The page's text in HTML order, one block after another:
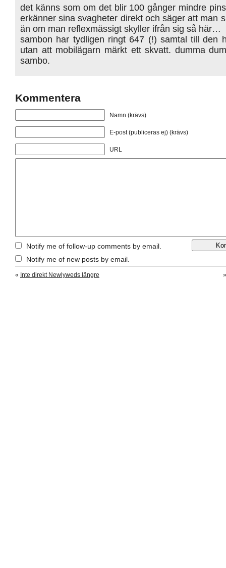
det känns som om det blir 100 gånger mindre
erkänner sina svagheter direkt och säger att man
än om man reflexmässigt skyller ifrån sig så här…
sambon har tydligen ringt 647 (!) samtal till den
utan att mobilägarn märkt ett skvatt. dumma
sambo.
Kommentera
Namn (krävs)
E-post (publiceras ej) (krävs)
URL
Notify me of follow-up comments by email.
Notify me of new posts by email.
« Inte direkt Newlyweds längre